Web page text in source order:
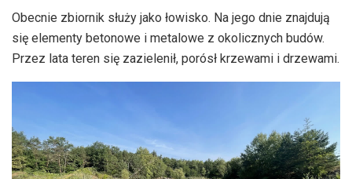
Obecnie zbiornik służy jako łowisko. Na jego dnie znajdują
się elementy betonowe i metalowe z okolicznych budów.
Przez lata teren się zazielenił, porósł krzewami i drzewami.